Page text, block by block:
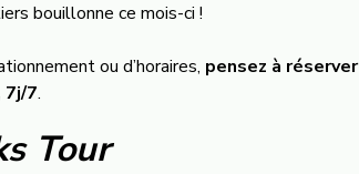
bouillonne ce mois-ci !
ou d’horaires, pensez à réserver
7j/7.
Tour